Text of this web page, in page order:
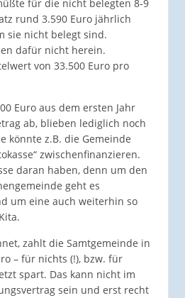
für die nicht belegten 8-9
rund 3.590 Euro jährlich
sie nicht belegt sind.
dafür nicht herein.
von 33.500 Euro pro
Euro aus dem ersten Jahr
ab, blieben lediglich noch
könnte z.B. die Gemeinde
zwischenfinanzieren.
daran haben, denn um den
geht es
um eine auch weiterhin so
zahlt die Samtgemeinde in
– für nichts (!), bzw. für
spart. Das kann nicht im
sein und erst recht